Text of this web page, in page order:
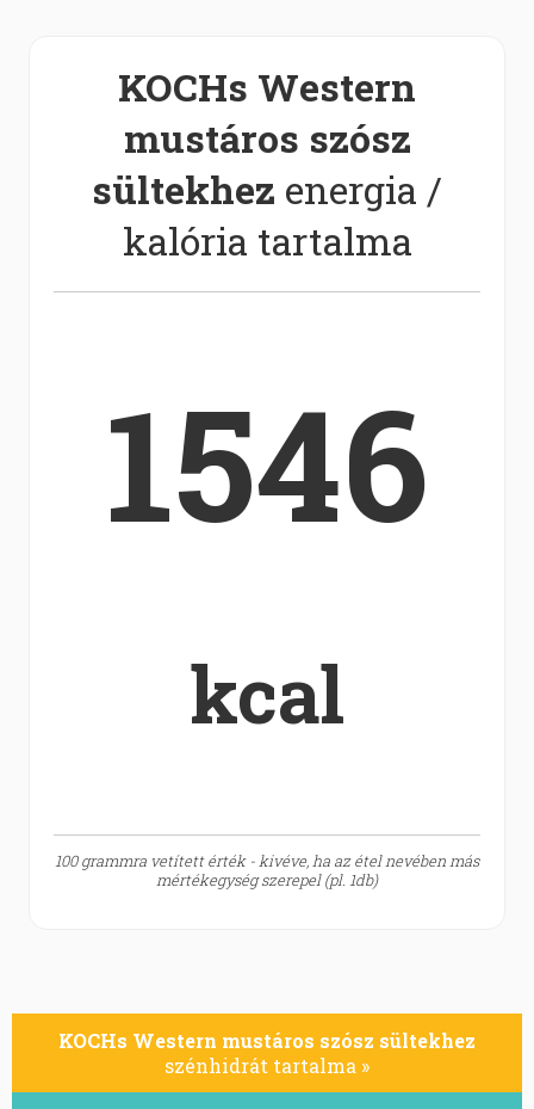
KOCHs Western
mustáros szósz
sültekhez energia /
kalória tartalma
1546
kcal
100 grammra vetített érték - kivéve, ha az étel nevében más
mértékegység szerepel (pl. 1db)
KOCHs Western mustáros szósz sültekhez
szénhidrát tartalma »